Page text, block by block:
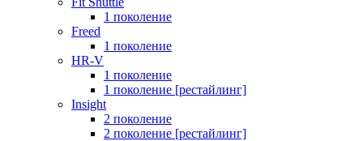
1 поколение
Freed
1 поколение
HR-V
1 поколение
1 поколение [рестайлинг]
Insight
2 поколение
2 поколение [рестайлинг]